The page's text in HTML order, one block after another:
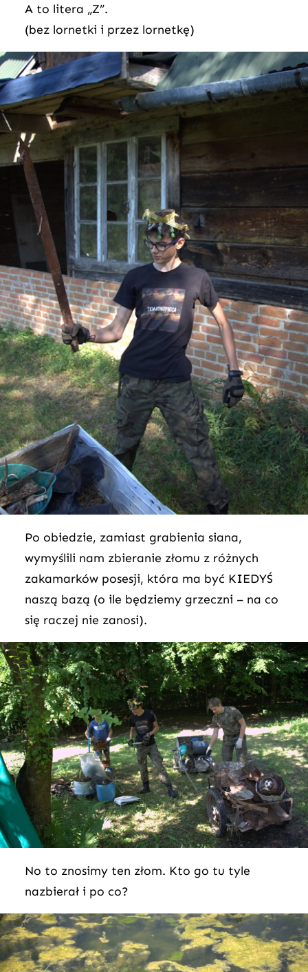
A to litera „Z”.
(bez lornetki i przez lornetkę)
Po obiedzie, zamiast grabienia siana,
wymyślili nam zbieranie złomu z różnych
zakamarków posesji, która ma być KIEDYŚ
naszą bazą (o ile będziemy grzeczni – na co
się raczej nie zanosi).
No to znosimy ten złom. Kto go tu tyle
nazbierał i po co?